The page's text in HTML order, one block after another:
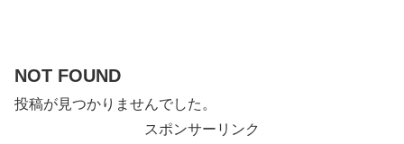
NOT FOUND
投稿が見つかりませんでした。
スポンサーリンク